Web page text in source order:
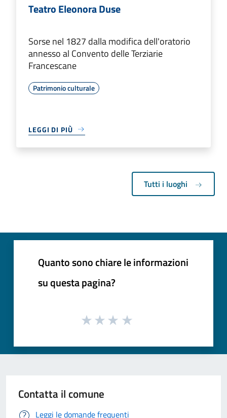
Teatro Eleonora Duse
Sorse nel 1827 dalla modifica dell'oratorio
annesso al Convento delle Terziarie
Francescane
Patrimonio culturale
LEGGI DI PIÙ
Tutti i luoghi
Quanto sono chiare le informazioni
su questa pagina?
Contatta il comune
Leggi le domande frequenti